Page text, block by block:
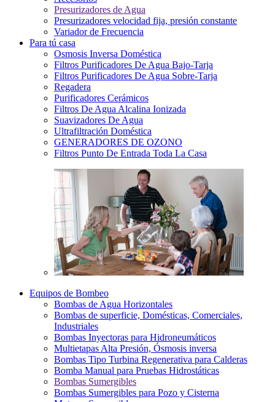
Presurizadores de Agua
Presurizadores velocidad fija, presión constante
Variador de Frecuencia
Para tú casa
Osmosis Inversa Doméstica
Filtros Purificadores De Agua Bajo-Tarja
Filtros Purificadores De Agua Sobre-Tarja
Regadera
Purificadores Cerámicos
Filtros De Agua Alcalina Ionizada
Suavizadores De Agua
Ultrafiltración Doméstica
GENERADORES DE OZONO
Filtros Punto De Entrada Toda La Casa
Equipos de Bombeo
Bombas de Agua Horizontales
Bombas de superficie, Domésticas, Comerciales,
Industriales
Bombas Inyectoras para Hidroneumáticos
Multietapas Alta Presión, Ósmosis inversa
Bombas Tipo Turbina Regenerativa para Calderas
Bomba Manual para Pruebas Hidrostáticas
Bombas Sumergibles
Bombas Sumergibles para Pozo y Cisterna